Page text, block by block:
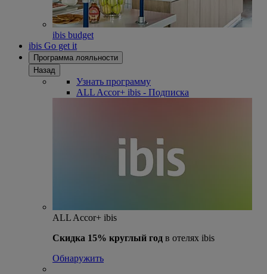
ibis budget
ibis Go get it
Программа лояльности
Назад
Узнать программу
ALL Accor+ ibis - Подписка
ALL Accor+ ibis
Скидка 15% круглый год в отелях ibis
Обнаружить